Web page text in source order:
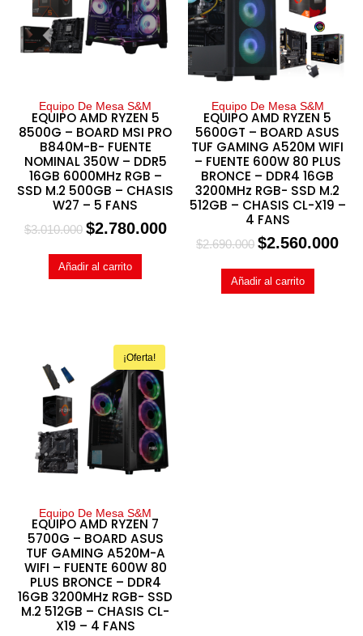
Equipo De Mesa S&M
EQUIPO AMD RYZEN 5
8500G – BOARD MSI PRO
B840M-B- FUENTE
NOMINAL 350W – DDR5
16GB 6000MHz RGB –
SSD M.2 500GB – CHASIS
W27 – 5 FANS
$3.010.000 $2.780.000
Añadir al carrito
Equipo De Mesa S&M
EQUIPO AMD RYZEN 5
5600GT – BOARD ASUS
TUF GAMING A520M WIFI
– FUENTE 600W 80 PLUS
BRONCE – DDR4 16GB
3200MHz RGB- SSD M.2
512GB – CHASIS CL-X19 –
4 FANS
$2.690.000 $2.560.000
Añadir al carrito
¡Oferta!
Equipo De Mesa S&M
EQUIPO AMD RYZEN 7
5700G – BOARD ASUS
TUF GAMING A520M-A
WIFI – FUENTE 600W 80
PLUS BRONCE – DDR4
16GB 3200MHz RGB- SSD
M.2 512GB – CHASIS CL-
X19 – 4 FANS